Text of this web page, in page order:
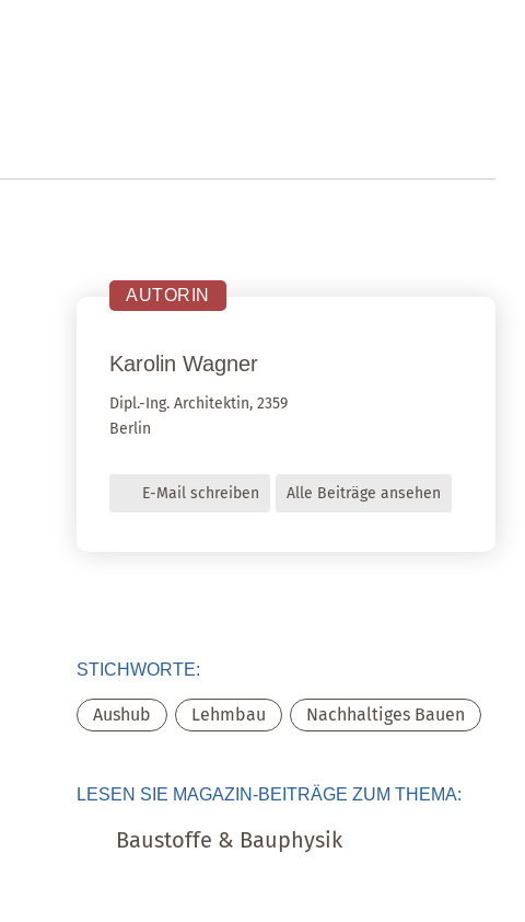
AUTORIN
Karolin Wagner
Dipl.-Ing. Architektin, 2359
Berlin
E-Mail schreiben Alle Beiträge ansehen
STICHWORTE:
Aushub , Lehmbau , Nachhaltiges Bauen
LESEN SIE MAGAZIN-BEITRÄGE ZUM THEMA:
Baustoffe & Bauphysik